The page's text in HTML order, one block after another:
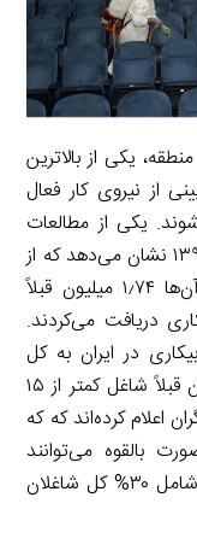
یکی از بالاترین
از نیروی کار فعال
یکی از مطالعات
انجام شده در حوزۀ بیمۀ بیکاری در سال ۱۳۹۸ نشان می‌دهد که از
حدود ۳ میلیون نفر بیکار، که از میان آن‌ها ۱٫۷۴ میلیون قبلاً
مقرری بیکاری دریافت می‌کردند.
در ایران به کل
بیکاران کمتر از ۱۰ درصد و نسبت به بیکاران قبلاً شاغل کمتر از ۱۵
کرده‌اند که که
نفر به صورت بالقوه می‌توانند
مقرری بیکاری دریافت کنند که این تعداد شامل ۳۰% کل شاغلان